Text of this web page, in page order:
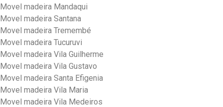
Movel madeira Mandaqui
Movel madeira Santana
Movel madeira Tremembé
Movel madeira Tucuruvi
Movel madeira Vila Guilherme
Movel madeira Vila Gustavo
Movel madeira Santa Efigenia
Movel madeira Vila Maria
Movel madeira Vila Medeiros